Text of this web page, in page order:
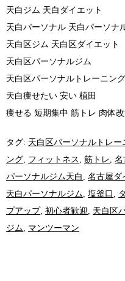
天白ジム 天白ダイエット
天白パーソナル 天白パーソナ
天白区ジム 天白区ダイエット
天白区パーソナルジム
天白区パーソナルトレーニング
天白痩せたい 安い 植田
痩せる 短期集中 筋トレ 肉体
タグ: 天白区パーソナルトレー
ング, フィットネス , 筋トレ, 名
パーソナルジム天白 , 名古屋ダ
天白パーソナルジム, 塩釜口 ,
プアップ, 初心者歓迎, 天白区
ジム, マンツーマン